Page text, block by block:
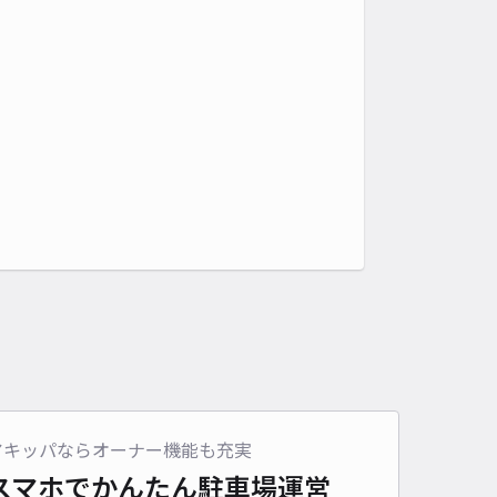
ッパならオーナー機能も充実
マホでかんたん駐車場運営